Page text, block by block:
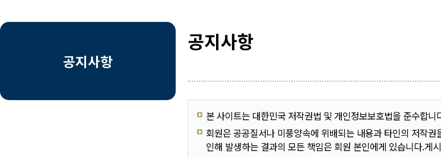
공지사항
공지사항
본 사이트는 대한민국 저작권법 및 개인정보보호법을 준수합니
회원은 공공질서나 미풍양속에 위배되는 내용과 타인의 저작
인해 발생하는 결과의 모든 책임은 회원 본인에게 있습니다.게